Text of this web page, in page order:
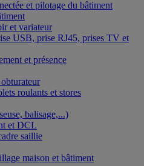
et pilotage du bâtiment
et variateur
USB, prise RJ45, prises TV et
et présence
roulants et stores
balisage,...)
et DCL
saillie
maison et bâtiment